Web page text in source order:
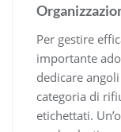
Per gestire
importante
dedicare
categoria di
etichettati.